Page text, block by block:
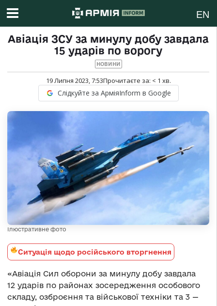
EN
Авіація ЗСУ за минулу добу завдала
15 ударів по ворогу
НОВИНИ
19 Липня 2023, 7:53Прочитаєте за: < 1 хв.
Слідкуйте за АрміяInform в Google
Ілюстративне фото
Ситуація щодо російського вторгнення
«Авіація Сил оборони за минулу добу завдала
12 ударів по районах зосередження особового
складу, озброєння та військової техніки та 3 —